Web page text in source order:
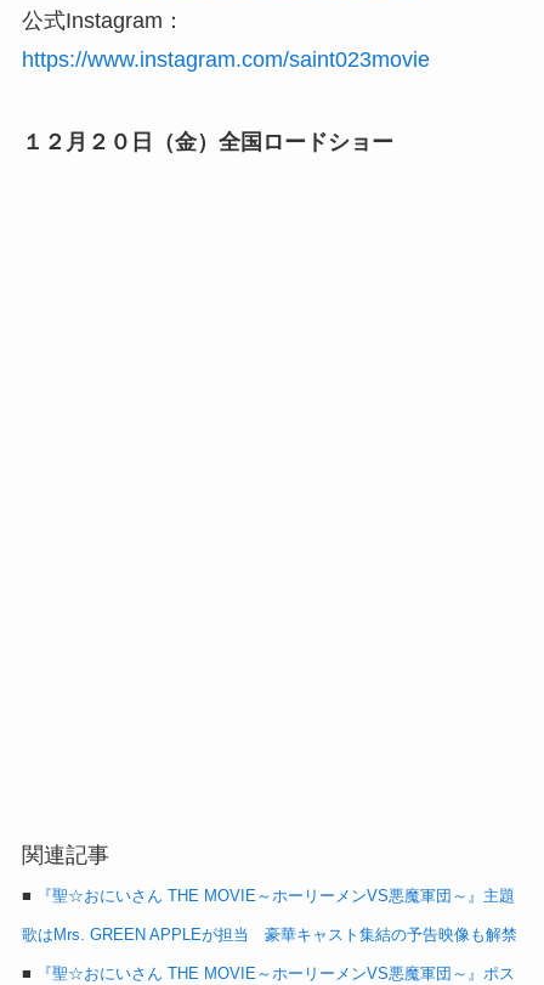
公式Instagram：
https://www.instagram.com/saint023movie
１２月２０日（金）全国ロードショー
関連記事
■ 『聖☆おにいさん THE MOVIE～ホーリーメンVS悪魔軍団～』主題
歌はMrs. GREEN APPLEが担当 豪華キャスト集結の予告映像も解禁
■ 『聖☆おにいさん THE MOVIE～ホーリーメンVS悪魔軍団～』ポス